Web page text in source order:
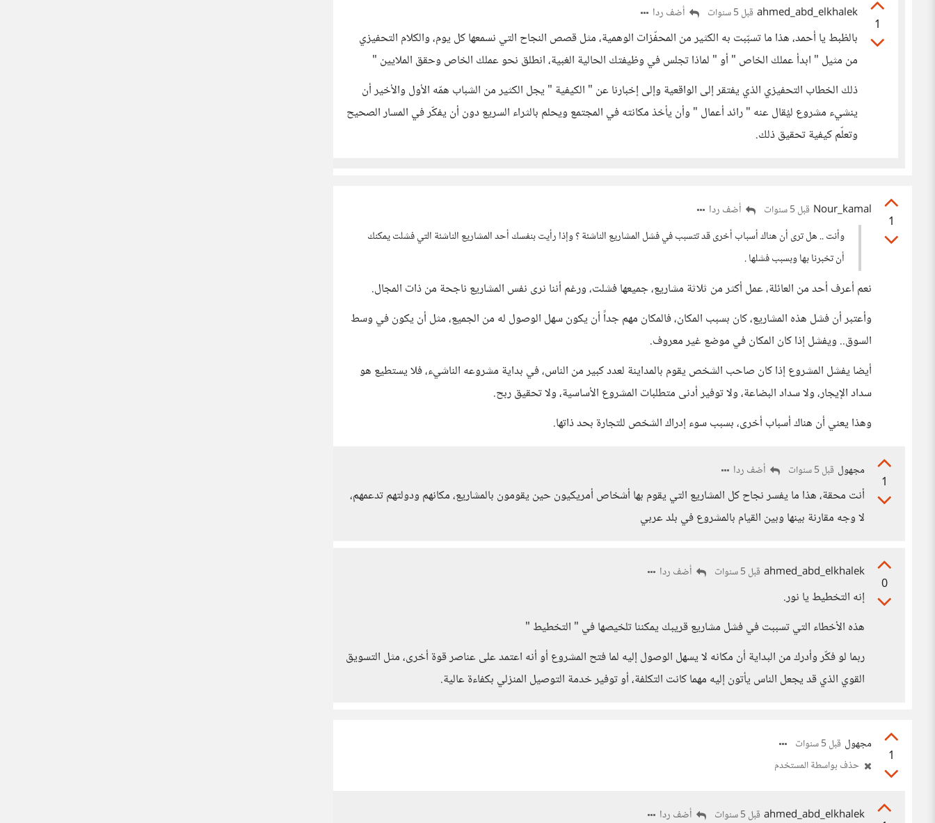
1
ahmed_abd_elkhalek قبل 5 سنوات أضف ردا
بالظبط يا أحمد، هذا ما تسبّبت به الكثير من المحفّزات الوهمية، مثل قصص النجاح التي نسمعها كل يوم، والكلام التحفيزي
من مثيل " ابدأ عملك الخاص " أو " لماذا تجلس في وظيفتك الحالية الغبية، انطلق نحو عملك الخاص وحقق الملايين "
ذلك الخطاب التحفيزي الذي يفتقر إلى الواقعية وإلى إخبارنا عن " الكيفية " يجل الكثير من الشباب همّه الأول والأخير أن
ينشيء مشروع ليُقال عنه " رائد أعمال " وأن يأخذ مكانته في المجتمع ويحلم بالثراء السريع دون أن يفكّر في المسار الصحيح
وتعلّم كيفية تحقيق ذلك.
1
Nour_kamal قبل 5 سنوات
أضف ردا
وأنت .. هل ترى أن هناك أسباب أخرى قد تتسبب في فشل المشاريع الناشئة ؟ وإذا رأيت بنفسك أحد المشاريع الناشئة التي فشلت يمكنك
أن تخبرنا بها وبسبب فشلها .
نعم أعرف أحد من العائلة، عمل أكثر من ثلاثة مشاريع، جميعها فشلت، ورغم أننا نرى نفس المشاريع ناجحة من ذات المجال.
وأعتبر أن فشل هذه المشاريع، كان بسبب المكان، فالمكان مهم جداً أن يكون سهل الوصول له من الجميع، مثل أن يكون في وسط
السوق.. ويفشل إذا كان المكان في موضع غير معروف.
أيضا يفشل المشروع إذا كان صاحب الشخص يقوم بالمداينة لعدد كبير من الناس، في بداية مشروعه الناشيء، فلا يستطيع هو
سداد الإيجار، ولا سداد البضاعة، ولا توفير أدنى متطلبات المشروع الأساسية، ولا تحقيق ربح.
وهذا يعني أن هناك أسباب أخرى، بسبب سوء إدراك الشخص للتجارة بحد ذاتها.
1
مجهول قبل 5 سنوات أضف ردا
أنت محقة، هذا ما يفسر نجاح كل المشاريع التي يقوم بها أشخاص أمريكيون حين يقومون بالمشاريع، مكانهم ودولتهم تدعمهم،
لا وجه مقارنة بينها وبين القيام بالمشروع في بلد عربي
0
ahmed_abd_elkhalek قبل 5 سنوات أضف ردا
إنه التخطيط يا نور.
هذه الأخطاء التي تسببت في فشل مشاريع قريبك يمكننا تلخيصها في " التخطيط "
ربما لو فكّر وأدرك من البداية أن مكانه لا يسهل الوصول إليه لما فتح المشروع أو أنه اعتمد على عناصر قوة أخرى، مثل التسويق
القوي الذي قد يجعل الناس يأتون إليه مهما كانت التكلفة، أو توفير خدمة التوصيل المنزلي بكفاءة عالية.
1
مجهول قبل 5 سنوات
حذف بواسطة المستخدم
ahmed_abd_elkhalek قبل 5 سنوات أضف ردا